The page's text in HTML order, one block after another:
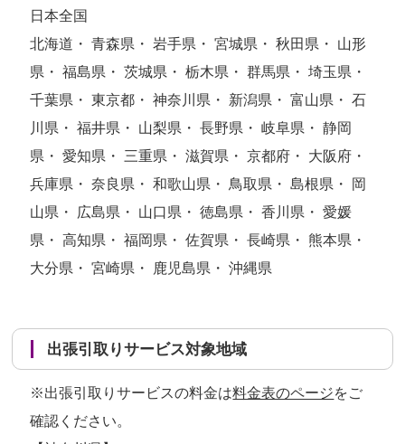
日本全国
北海道・ 青森県・ 岩手県・ 宮城県・ 秋田県・ 山形
県・ 福島県・ 茨城県・ 栃木県・ 群馬県・ 埼玉県・
千葉県・ 東京都・ 神奈川県・ 新潟県・ 富山県・ 石
川県・ 福井県・ 山梨県・ 長野県・ 岐阜県・ 静岡
県・ 愛知県・ 三重県・ 滋賀県・ 京都府・ 大阪府・
兵庫県・ 奈良県・ 和歌山県・ 鳥取県・ 島根県・ 岡
山県・ 広島県・ 山口県・ 徳島県・ 香川県・ 愛媛
県・ 高知県・ 福岡県・ 佐賀県・ 長崎県・ 熊本県・
大分県・ 宮崎県・ 鹿児島県・ 沖縄県
出張引取りサービス対象地域
※出張引取りサービスの料金は料金表のページをご
確認ください。